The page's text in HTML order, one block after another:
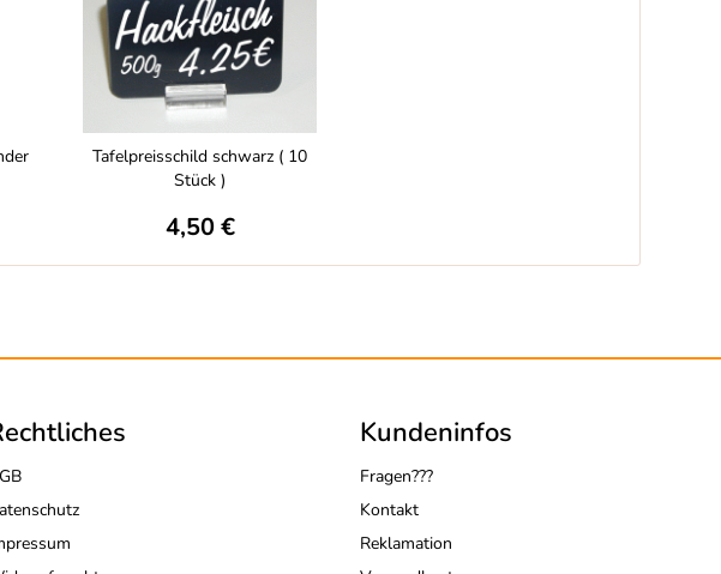
Tafelpreisschild schwarz ( 10
Stück )
4,50 €
Kundeninfos
Fragen???
Kontakt
Reklamation